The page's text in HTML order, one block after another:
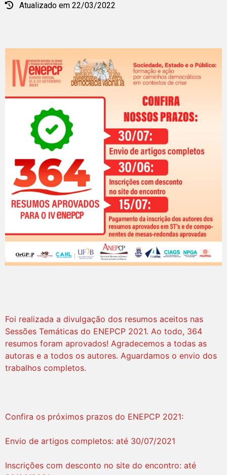
Atualizado em 22/03/2022
Foi realizada a divulgação dos resumos aceitos nas
Sessões Temáticas do ENEPCP 2021. Ao todo, 364
resumos foram aprovados! Agradecemos a todas as
autoras e a todos os autores. Aguardamos o envio dos
trabalhos completos.
Confira os próximos prazos do ENEPCP 2021:
Envio de artigos completos: até 30/07/2021
Inscrições com desconto no site do encontro: até